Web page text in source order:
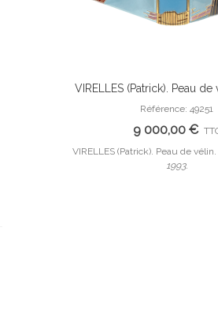
Ajouter Au
VIRELLES (Patrick). Peau
originale. Reliure d'Edgard
autographe signé de
Référence: 49251
9 000,00 €
VIRELLES (Patrick). Peau de vélin.
1993.